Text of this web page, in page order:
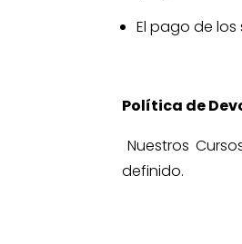
El pago de los
Política de
Nuestros
definido.